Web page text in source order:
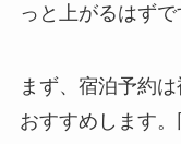
っと上がるはずで
まず、宿泊予約
おすすめします